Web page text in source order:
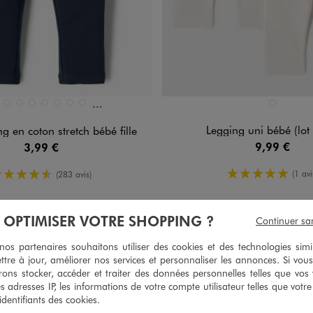
BLANC STANDARD
BLANC VIFBLEU STANDARD
en coton stretch bébé fille
3,99 €
4.5/5 de moyenne
(283 avis)
Legging uni bébé (lot
9,99 €
5/5 de
(1
OPTIMISER VOTRE SHOPPING ?
partenaires souhaitons utiliser des cookies et des technologies
à jour, améliorer nos services et personnaliser les annonces. Si
stocker, accéder et traiter des données personnelles telles que vos
adresses IP, les informations de votre compte utilisateur telles que
des cookies.
Continuer